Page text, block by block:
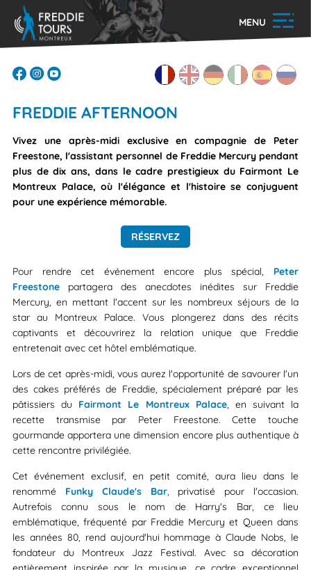
MENU
FREDDIE AFTERNOON
Vivez une après-midi exclusive en compagnie de Peter
Freestone, l'assistant personnel de Freddie Mercury pendant
plus de dix ans, dans le cadre prestigieux du Fairmont Le
Montreux Palace, où l'élégance et l'histoire se conjuguent
pour une expérience mémorable.
RÉSERVEZ
Pour rendre cet événement encore plus spécial, Peter
Freestonepartagera des anecdotes inédites sur Freddie
Mercury, en mettant l'accent sur les nombreux séjours de la
star au Montreux Palace. Vous plongerez dans des récits
captivants et découvrirez la relation unique que Freddie
entretenait avec cet hôtel emblématique.
Lors de cet après-midi, vous aurez l'opportunité de savourer l'un
des cakes préférés de Freddie, spécialement préparé par les
pâtissiers du Fairmont Le Montreux Palace, en suivant la
recette transmise par Peter Freestone. Cette touche
gourmande apportera une dimension encore plus authentique à
cette rencontre privilégiée.
Cet événement exclusif, en petit comité, aura lieu dans le
renommé Funky Claude's Bar, privatisé pour l'occasion.
Autrefois connu sous le nom de Harry's Bar, ce lieu
emblématique, fréquenté par Freddie Mercury et Queen dans
les années 80, rend aujourd'hui hommage à Claude Nobs, le
fondateur du Montreux Jazz Festival. Avec sa décoration